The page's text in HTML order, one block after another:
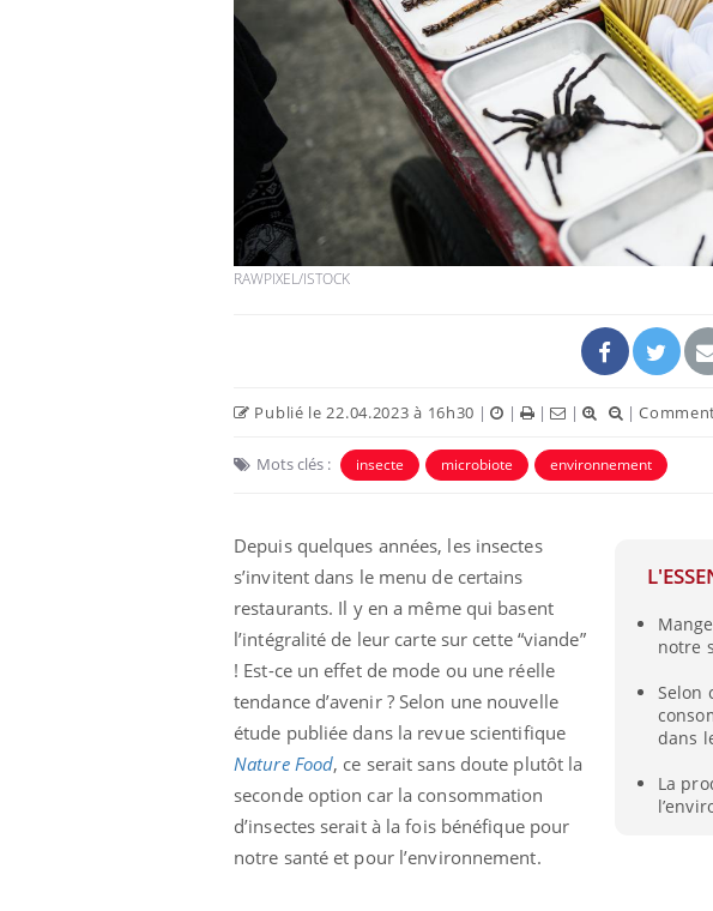
RAWPIXEL/ISTOCK
Publié le 22.04.2023 à 16h30 | | | | |
Mots clés : insecte microbiote environnement
notre
Selon
dans
La
Depuis quelques années, les insectes
s’invitent dans le menu de certains
restaurants. Il y en a même qui basent
l’intégralité de leur carte sur cette “viande”
! Est-ce un effet de mode ou une réelle
tendance d’avenir ? Selon une nouvelle
étude publiée dans la revue scientifique
Nature Food, ce serait sans doute plutôt la
seconde option car la consommation
d’insectes serait à la fois bénéfique pour
notre santé et pour l’environnement.